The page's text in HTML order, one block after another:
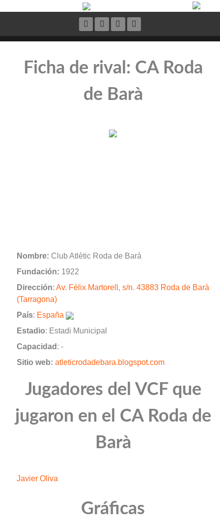
Ficha de rival: CA Roda
de Barà
Nombre: Club Atlètic Roda de Barà
Fundación: 1922
Dirección: Av. Fèlix Martorell, s/n. 43883 Roda de Barà
(Tarragona)
País: España
Estadio: Estadi Municipal
Capacidad : -
Sitio web: atleticrodadebara.blogspot.com
Jugadores del VCF que
jugaron en el CA Roda de
Barà
Javier Oliva
Gráficas